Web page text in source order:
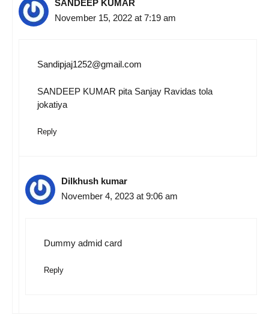
SANDEEP KUMAR
November 15, 2022 at 7:19 am
Sandipjaj1252@gmail.com
SANDEEP KUMAR pita Sanjay Ravidas tola
jokatiya
Reply
Dilkhush kumar
November 4, 2023 at 9:06 am
Dummy admid card
Reply